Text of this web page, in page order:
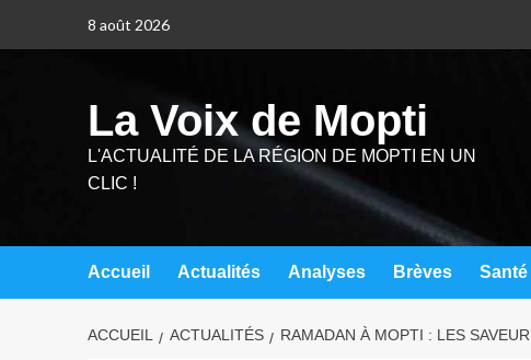
8 août 2026
La Voix de Mopti
L'ACTUALITÉ DE LA RÉGION DE MOPTI EN UN
CLIC !
Accueil Actualités Analyses Brèves
ACCUEIL ACTUALITÉS RAMADAN À MOPTI : LES